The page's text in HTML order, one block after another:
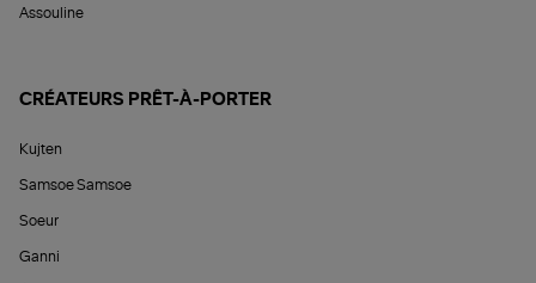
Assouline
CRÉATEURS PRÊT-À-PORTER
Kujten
Samsoe Samsoe
Soeur
Ganni